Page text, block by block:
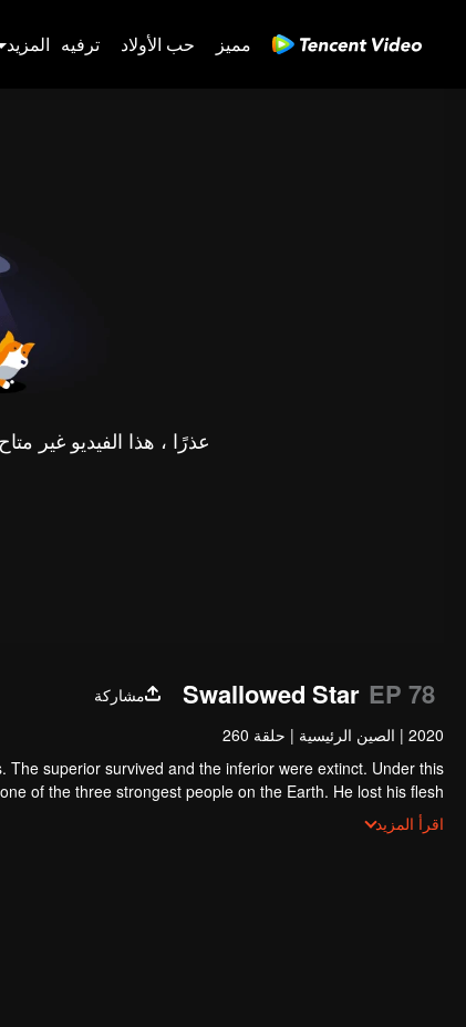
مميز حب الأولاد ترفيه المزيد
عذرًا ، هذا الفيديو غير
Swallowed Star EP 78
مشاركة
2020
| الصين الرئيسية | حلقة 260
superior survived and the inferior were extinct. Under this
of the three strongest people on the Earth. He lost his flesh
monster. In the flesh, he developed a human body. Later, he
stepped out of the Earth and headed to the universe.
اقرأ المزيد